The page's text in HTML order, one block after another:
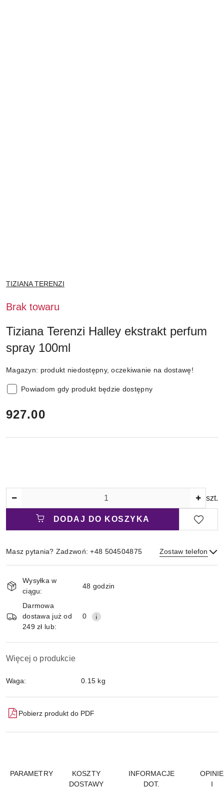
NAZWA
PRODUCENTA:
TIZIANA TERENZI
Brak towaru
Tiziana Terenzi Halley ekstrakt perfum
spray 100ml
Magazyn: produkt niedostępny, oczekiwanie na dostawę!
Powiadom gdy produkt będzie dostępny
cena:
927.00
szt.
DODAJ DO KOSZYKA
Masz pytania? Zadzwoń: +48 504504875 Zostaw telefon
i
dostawa
Wysyłka w
ciągu:
48 godzin
Darmowa
dostawa już od
249 zł lub:
0
Więcej o produkcie
Waga: 0.15 kg
Pobierz produkt do PDF
PARAMETRY
KOSZTY
DOSTAWY
INFORMACJE
DOT.
OPINIE
I